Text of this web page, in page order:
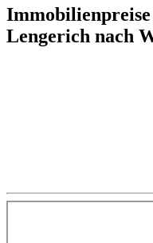
Lengerich nach